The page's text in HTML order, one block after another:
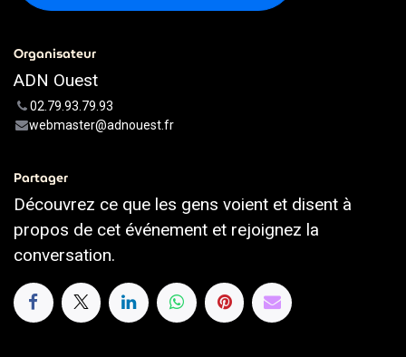
Organisateur
ADN Ouest
02.79.93.79.93
webmaster@adnouest.fr
Partager
Découvrez ce que les gens voient et disent à
propos de cet événement et rejoignez la
conversation.